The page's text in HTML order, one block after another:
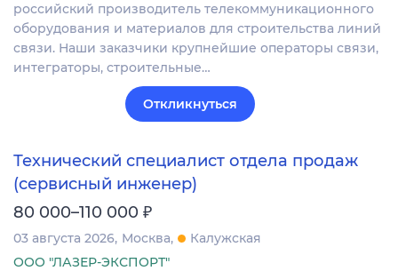
российский производитель телекоммуникационного
оборудования и материалов для строительства линий
связи. Наши заказчики крупнейшие операторы связи,
интеграторы, строительные…
Откликнуться
Технический специалист отдела продаж
(сервисный инженер)
80 000–110 000 ₽
03 августа 2026 Москва
Калужская
ООО "ЛАЗЕР-ЭКСПОРТ"